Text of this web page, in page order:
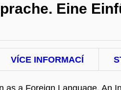
Eine
VÍCE INFORMACÍ
as a Foreign Language. An